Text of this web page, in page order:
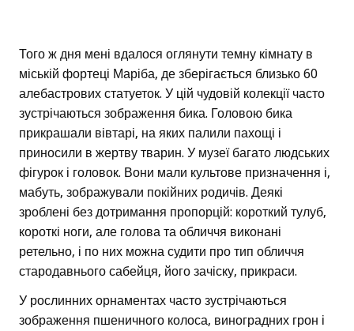
Того ж дня мені вдалося оглянути темну кімнату в
міській фортеці Маріба, де зберігається близько 60
алебастрових статуеток. У цій чудовій колекції часто
зустрічаються зображення бика. Головою бика
прикрашали вівтарі, на яких палили пахощі і
приносили в жертву тварин. У музеї багато людських
фігурок і головок. Вони мали культове призначення і,
мабуть, зображували покійних родичів. Деякі
зроблені без дотримання пропорцій: короткий тулуб,
короткі ноги, але голова та обличчя виконані
ретельно, і по них можна судити про тип обличчя
стародавнього сабейця, його зачіску, прикраси.
У рослинних орнаментах часто зустрічаються
зображення пшеничного колоса, виноградних грон і